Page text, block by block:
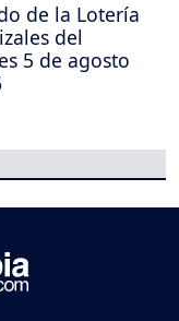
de la Lotería
del
5 de agosto